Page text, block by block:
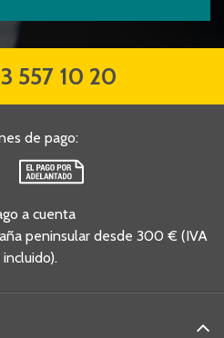
557 10 20
de pago:
a cuenta
peninsular desde 300 € (IVA